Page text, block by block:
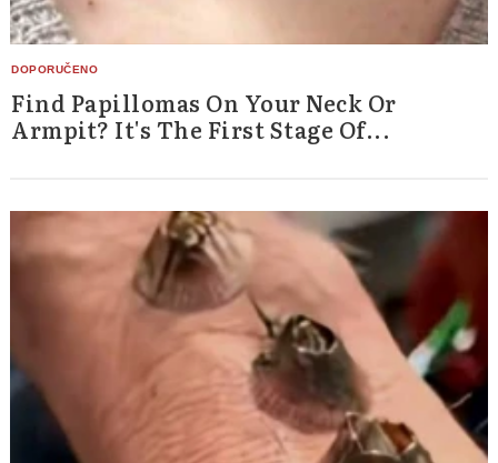
Find Papillomas On Your Neck Or
Armpit? It's The First Stage Of...